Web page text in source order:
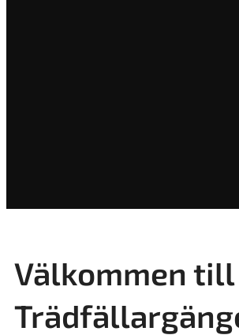
Välkommen till